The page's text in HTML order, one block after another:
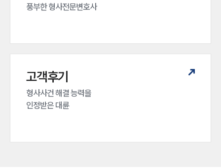
풍부한 형사전문변호사
고객후기
형사사건 해결 능력을
인정받은 대륜